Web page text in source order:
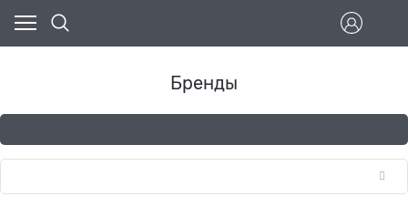
Бренды